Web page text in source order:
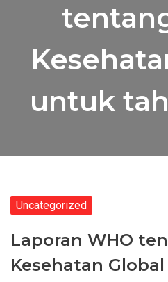
untuk
Uncategorized
Laporan WHO
Kesehatan